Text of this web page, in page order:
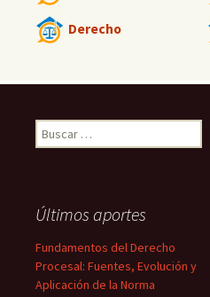
Derecho
Buscar:
Últimos aportes
Fundamentos del Derecho
Procesal: Fuentes, Evolución y
Aplicación de la Norma